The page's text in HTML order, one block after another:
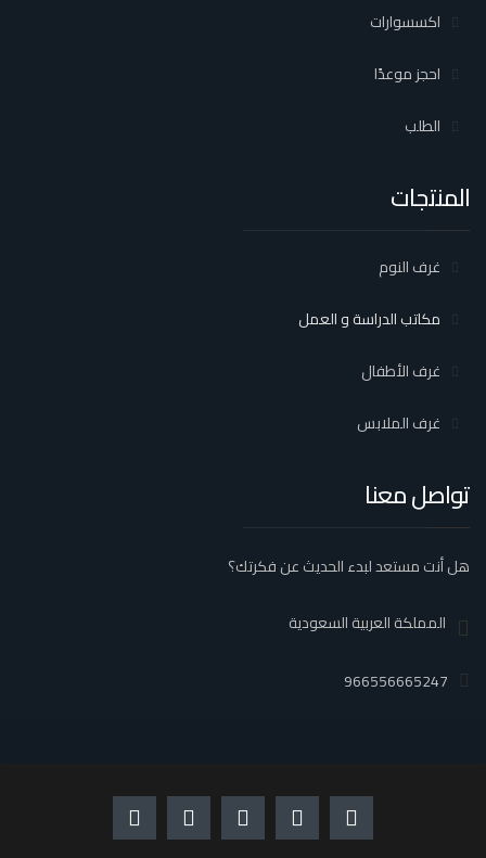
اكسسوارات
احجز موعدًا
الطلب
المنتجات
غرف النوم
مكاتب الدراسة و العمل
غرف الأطفال
غرف الملابس
تواصل معنا
هل أنت مستعد لبدء الحديث عن فكرتك؟
المملكة العربية السعودية
966556665247